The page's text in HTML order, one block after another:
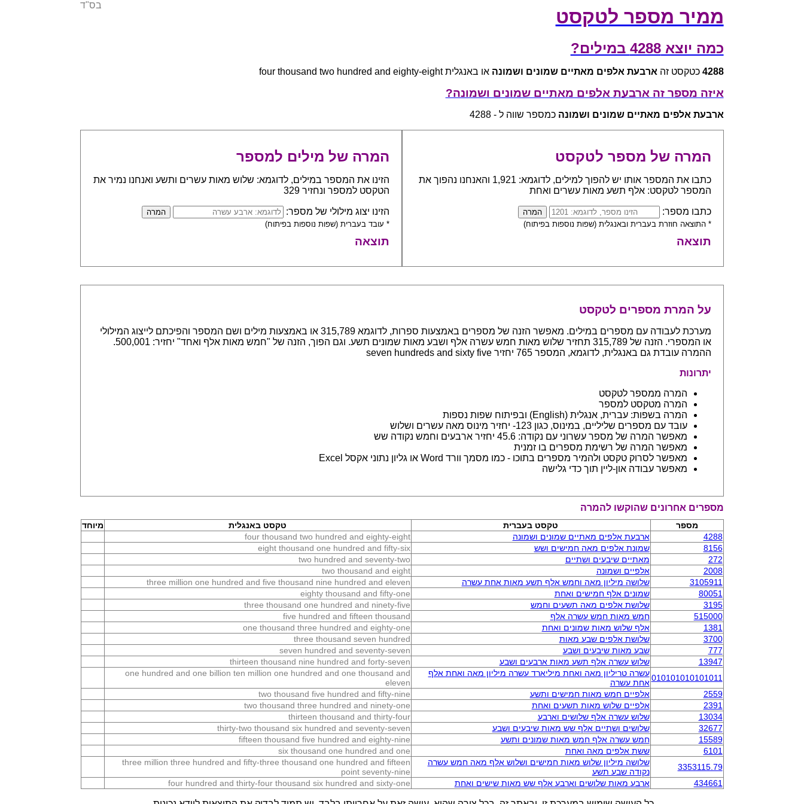
ממיר מספר לטקסט
בס"ד
כמה יוצא 4288 במילים?
4288 כטקסט זה ארבעת אלפים מאתיים שמונים ושמונה או באנגלית four thousand two hundred and eighty-eight
איזה מספר זה ארבעת אלפים מאתיים שמונים ושמונה?
ארבעת אלפים מאתיים שמונים ושמונה כמספר שווה ל - 4288
המרה של מספר לטקסט
כתבו את המספר אותו יש להפוך למילים, לדוגמא: 1,921 והאנחנו נהפוך את
המספר לטקסט: אלף תשע מאות עשרים ואחת
כתבו מספר:
* התוצאה חוזרת בעברית ובאנגלית (שפות נוספות בפיתוח)
תוצאה
המרה של מילים למספר
הזינו את המספר במילים, לדוגמא: שלוש מאות עשרים ותשע ואנחנו נמיר את
הטקסט למספר ונחזיר 329
הזינו יצוג מילולי של מספר:
* עובד בעברית (שפות נוספות בפיתוח)
תוצאה
על המרת מספרים לטקסט
מערכת לעבודה עם מספרים במילים. מאפשר הזנה של מספרים באמצעות ספרות, לדוגמא 315,789 או באמצעות מילים ושם המספר והפיכתם לייצוג המילולי
או המספרי. הזנה של 315,789 תחזיר שלוש מאות חמש עשרה אלף ושבע מאות שמונים תשע. וגם הפוך, הזנה של "חמש מאות אלף ואחד" יחזיר: 500,001.
ההמרה עובדת גם באנגלית, לדוגמא, המספר 765 יחזיר seven hundreds and sixty five
יתרונות
המרה ממספר לטקסט
המרה מטקסט למספר
המרה בשפות: עברית, אנגלית (English) ובפיתוח שפות נספות
עובד עם מספרים שליליים, במינוס, כגון 123- יחזיר מינוס מאה עשרים ושלוש
מאפשר המרה של מספר עשרוני עם נקודה: 45.6 יחזיר ארבעים וחמש נקודה שש
מאפשר המרה של רשימת מספרים בו זמנית
מאפשר לסרוק טקסט ולהמיר מספרים בתוכו - כמו מסמך וורד Word או גליון נתוני אקסל Excel
מאפשר עבודה און-ליין תוך כדי גלישה
מספרים אחרונים שהוקשו להמרה
מספר טקסט בעברית טקסט באנגלית
מיוחד
4288
ארבעת אלפים מאתיים שמונים ושמונה
four thousand two hundred and eighty-eight
8156
שמונת אלפים מאה חמישים ושש
eight thousand one hundred and fifty-six
272
מאתיים שיבעים ושתיים
two hundred and seventy-two
2008
אלפיים ושמונה
two thousand and eight
3105911
שלושה מיליון מאה וחמש אלף תשע מאות אחת עשרה
three million one hundred and five thousand nine hundred and eleven
80051
שמונים אלף חמישים ואחת
eighty thousand and fifty-one
3195
שלושת אלפים מאה תשעים וחמש
three thousand one hundred and ninety-five
515000
חמש מאות חמש עשרה אלף
five hundred and fifteen thousand
1381
אלף שלוש מאות שמונים ואחת
one thousand three hundred and eighty-one
3700
שלושת אלפים שבע מאות
three thousand seven hundred
777
שבע מאות שיבעים ושבע
seven hundred and seventy-seven
13947
שלוש עשרה אלף תשע מאות ארבעים ושבע
thirteen thousand nine hundred and forty-seven
010101010101011 עשרה טריליון מאה ואחת מיליארד עשרה מיליון מאה ואחת אלף
אחת עשרה
one hundred and one billion ten million one hundred and one thousand and
eleven
2559
אלפיים חמש מאות חמישים ותשע
two thousand five hundred and fifty-nine
2391
אלפיים שלוש מאות תשעים ואחת
two thousand three hundred and ninety-one
13034
שלוש עשרה אלף שלושים וארבע
thirteen thousand and thirty-four
32677
שלושים ושתיים אלף שש מאות שיבעים ושבע
thirty-two thousand six hundred and seventy-seven
15589
חמש עשרה אלף חמש מאות שמונים ותשע
fifteen thousand five hundred and eighty-nine
6101
ששת אלפים מאה ואחת
six thousand one hundred and one
3353115.79
שלושה מיליון שלוש מאות חמישים ושלוש אלף מאה חמש עשרה
נקודה שבע תשע
three million three hundred and fifty-three thousand one hundred and fifteen
point seventy-nine
434661
ארבע מאות שלושים וארבע אלף שש מאות שישים ואחת four hundred and thirty-four thousand six hundred and sixty-one